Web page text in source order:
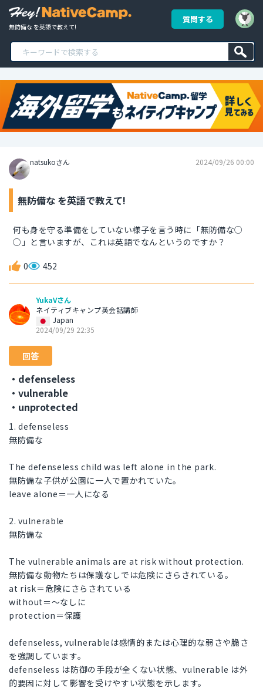
無防備な を英語で教えて!
質問する
natsukoさん 2024/09/26 00:00
無防備な を英語で教えて!
何も身を守る準備をしていない様子を言う時に「無防備な○
○」と言いますが、これは英語でなんというのですか？
0 452
YukaVさん
ネイティブキャンプ英会話講師
Japan
2024/09/29 22:35
回答
・defenseless
・vulnerable
・unprotected
1. defenseless
無防備な
The defenseless child was left alone in the park.
無防備な子供が公園に一人で置かれていた。
leave alone＝一人になる
2. vulnerable
無防備な
The vulnerable animals are at risk without protection.
無防備な動物たちは保護なしでは危険にさらされている。
at risk＝危険にさらされている
without＝～なしに
protection＝保護
defenseless, vulnerableは感情的または心理的な弱さや脆さ
を強調しています。
defenseless は防御の手段が全くない状態、vulnerable は外
的要因に対して影響を受けやすい状態を示します。